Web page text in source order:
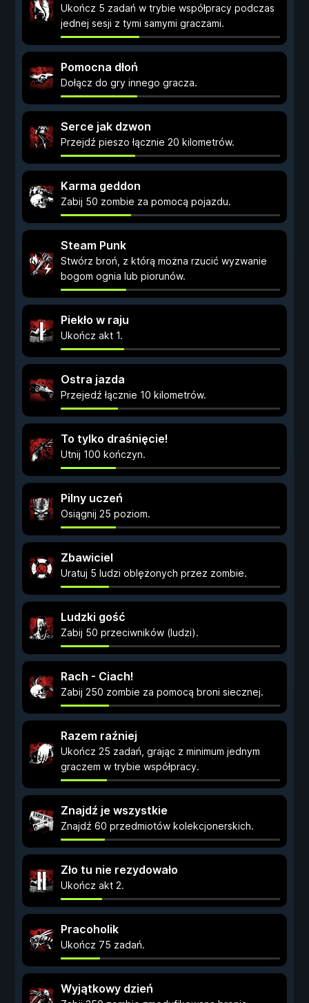
Ukończ 5 zadań w trybie współpracy podczas
jednej sesji z tymi samymi graczami.
Pomocna dłoń
Dołącz do gry innego gracza.
Serce jak dzwon
Przejdź pieszo łącznie 20 kilometrów.
Karma geddon
Zabij 50 zombie za pomocą pojazdu.
Steam Punk
Stwórz broń, z którą można rzucić wyzwanie
bogom ognia lub piorunów.
Piekło w raju
Ukończ akt 1.
Ostra jazda
Przejedź łącznie 10 kilometrów.
To tylko draśnięcie!
Utnij 100 kończyn.
Pilny uczeń
Osiągnij 25 poziom.
Zbawiciel
Uratuj 5 ludzi oblężonych przez zombie.
Ludzki gość
Zabij 50 przeciwników (ludzi).
Rach - Ciach!
Zabij 250 zombie za pomocą broni siecznej.
Razem raźniej
Ukończ 25 zadań, grając z minimum jednym
graczem w trybie współpracy.
Znajdź je wszystkie
Znajdź 60 przedmiotów kolekcjonerskich.
Zło tu nie rezydowało
Ukończ akt 2.
Pracoholik
Ukończ 75 zadań.
Wyjątkowy dzień